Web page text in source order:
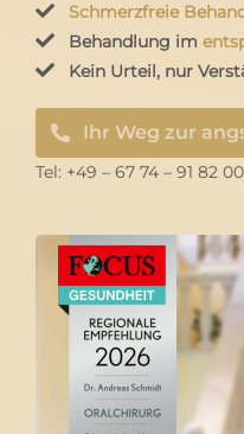
Schmerzfreie
Behandlung im
Kein Urteil, nur
Ihr Weg zur
Tel: +49 – 67 74 – 91 82 00